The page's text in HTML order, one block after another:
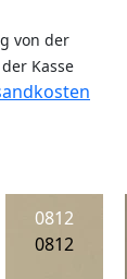
von der
Kasse
0812
0812